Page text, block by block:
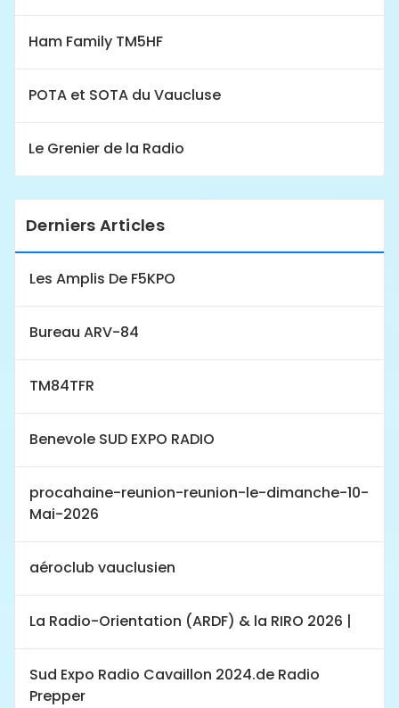
Ham Family TM5HF
POTA et SOTA du Vaucluse
Le Grenier de la Radio
Derniers Articles
Les Amplis De F5KPO
Bureau ARV-84
TM84TFR
Benevole SUD EXPO RADIO
procahaine-reunion-reunion-le-dimanche-10-
Mai-2026
aéroclub vauclusien
La Radio-Orientation (ARDF) & la RIRO 2026 |
Sud Expo Radio Cavaillon 2024.de Radio
Prepper